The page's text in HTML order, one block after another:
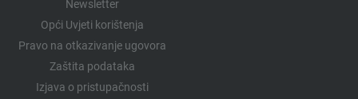
Newsletter
Opći Uvjeti korištenja
Pravo na otkazivanje ugovora
Zaštita podataka
Izjava o pristupačnosti